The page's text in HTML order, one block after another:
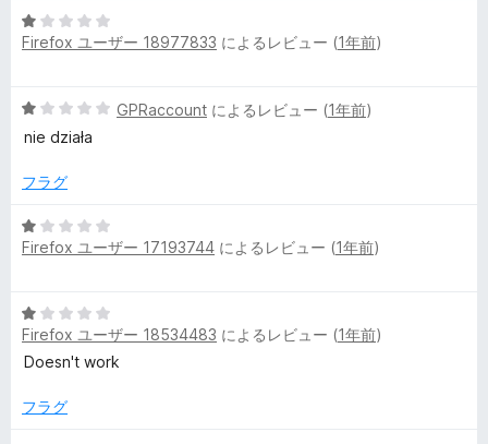
評
価
5
段
1
の
価
Firefox ユーザー 18977833 によるレビュー (1年前)
5
段
中
の
評
GPRaccount によるレビュー (1年前)
nie działa
フラグ
5
段
1
の
評
Firefox ユーザー 17193744 によるレビュー (1年前)
5
段
階
1
Firefox ユーザー 18534483 によるレビュー (1年前)
Doesn't work
フラグ